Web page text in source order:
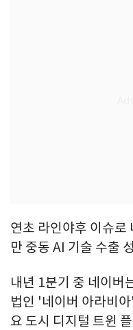
연초 라인야후 이슈로
만 중동 AI 기술 수출
내년 1분기 중 네이버
법인 '네이버 아라비
요 도시 디지털 트윈